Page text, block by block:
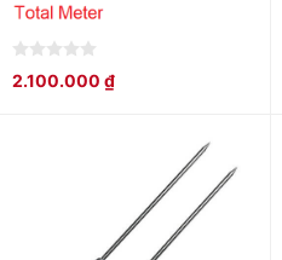
0
out
2.100.000 ₫